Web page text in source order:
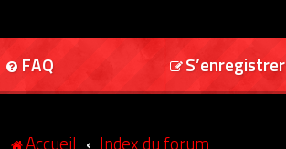
FAQ S’enregistrer
Accueil Index du forum